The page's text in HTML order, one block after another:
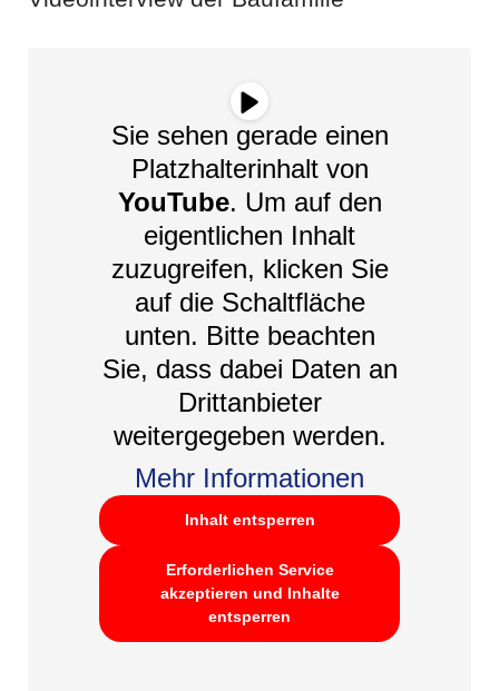
Sie sehen gerade einen
Platzhalterinhalt von
YouTube. Um auf den
eigentlichen Inhalt
zuzugreifen, klicken Sie
auf die Schaltfläche
unten. Bitte beachten
Sie, dass dabei Daten an
Drittanbieter
weitergegeben werden.
Mehr Informationen
Inhalt entsperren
Erforderlichen Service
akzeptieren und Inhalte
entsperren